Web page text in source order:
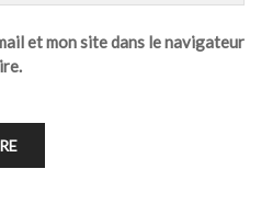
et mon site dans le navigateur